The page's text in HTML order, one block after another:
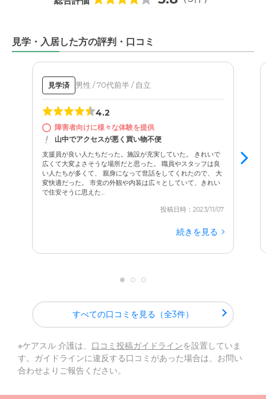
見学・入居した方の評判・口コミ
見学済 男性 / 70代前半 / 自立
4.2
障害者向けに様々な体験を提供
山中でアクセスが悪く買い物不便
支援員が良い人たちだった。施設が充実していた。 きれいで
広くて大変よさそうな場所だと思った。 職員やスタッフは良
い人たちが多くて、 親身になって世話をしてくれたので、 大
変快適だった。 市党の外観や内装は広々としていて、きれい
で住安そうに思えた...
投稿日時：2023/11/07
続きを見る
すべての口コミを見る（全3件）
※ケアスル 介護は、 口コミ投稿ガイドラインを設置していま
す。ガイドラインに違反する口コミがあった場合は、お問い
合わせよりご報告ください。